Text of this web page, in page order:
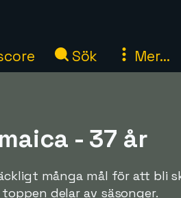
Sök Mer...
- 37 år
många mål för att bli
delar av säsonger.